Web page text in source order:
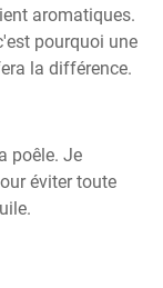
aromatiques.
pourquoi une
la différence.
poêle. Je
éviter toute